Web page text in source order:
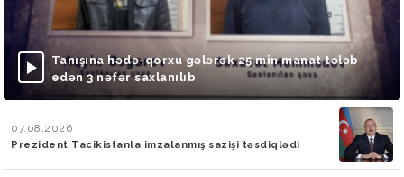
Tanışına hədə-qorxu gələrək 25 min manat tələb
edən 3 nəfər saxlanılıb
07.08.2026
Prezident Tacikistanla imzalanmış sazişi təsdiqlədi